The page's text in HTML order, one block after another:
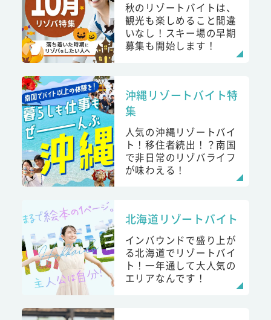
秋のリゾートバイトは、
観光も楽しめること間違
いなし！スキー場の早期
募集も開始します！
沖縄リゾートバイト特
集
人気の沖縄リゾートバイ
ト！移住者続出！？南国
で非日常のリゾバライフ
が味わえる！
北海道リゾートバイト
インバウンドで盛り上が
る北海道でリゾートバイ
ト！一年通して大人気の
エリアなんです！